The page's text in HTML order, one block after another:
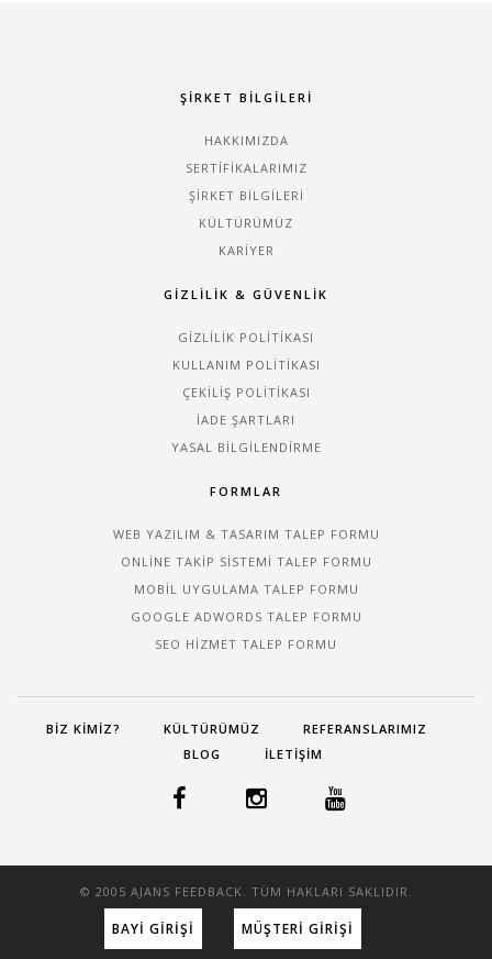
ŞIRKET BILGILERI
HAKKIMIZDA
SERTIFIKALARIMIZ
ŞIRKET BILGILERI
KÜLTÜRÜMÜZ
KARIYER
GIZLILIK & GÜVENLIK
GIZLILIK POLITIKASI
KULLANIM POLITIKASI
ÇEKILIŞ POLITIKASI
İADE ŞARTLARI
YASAL BILGILENDIRME
FORMLAR
WEB YAZILIM & TASARIM TALEP FORMU
ONLINE TAKIP SISTEMI TALEP FORMU
MOBIL UYGULAMA TALEP FORMU
GOOGLE ADWORDS TALEP FORMU
SEO HIZMET TALEP FORMU
BIZ KIMIZ? KÜLTÜRÜMÜZ
REFERANSLARIMIZ
BLOG
İLETIŞIM
© 2005 AJANS FEEDBACK. TÜM HAKLARI SAKLIDIR.
BAYI GIRIŞI MÜŞTERI GIRIŞI